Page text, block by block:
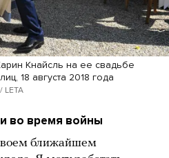
Кнайсль на ее свадьбе
18 августа 2018 года
LETA
во время войны
ближайшем